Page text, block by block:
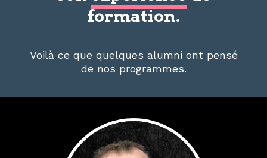
formation.
Voilà ce que quelques alumni ont pensé
de nos programmes.